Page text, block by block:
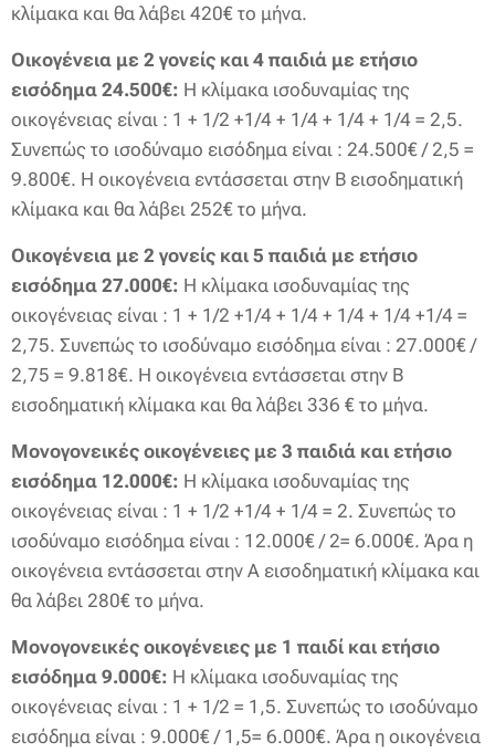
κλίμακα και θα λάβει 420€ το μήνα.
Οικογένεια με 2 γονείς και 4 παιδιά με ετήσιο
εισόδημα 24.500€: Η κλίμακα ισοδυναμίας της
οικογένειας είναι : 1 + 1/2 +1/4 + 1/4 + 1/4 + 1/4 = 2,5.
Συνεπώς το ισοδύναμο εισόδημα είναι : 24.500€ / 2,5 =
9.800€. Η οικογένεια εντάσσεται στην Β εισοδηματική
κλίμακα και θα λάβει 252€ το μήνα.
Οικογένεια με 2 γονείς και 5 παιδιά με ετήσιο
εισόδημα 27.000€: Η κλίμακα ισοδυναμίας της
οικογένειας είναι : 1 + 1/2 +1/4 + 1/4 + 1/4 + 1/4 +1/4 =
2,75. Συνεπώς το ισοδύναμο εισόδημα είναι : 27.000€ /
2,75 = 9.818€. Η οικογένεια εντάσσεται στην Β
εισοδηματική κλίμακα και θα λάβει 336 € το μήνα.
Μονογονεικές οικογένειες με 3 παιδιά και ετήσιο
εισόδημα 12.000€: Η κλίμακα ισοδυναμίας της
οικογένειας είναι : 1 + 1/2 +1/4 + 1/4 = 2. Συνεπώς το
ισοδύναμο εισόδημα είναι : 12.000€ / 2= 6.000€. Άρα η
οικογένεια εντάσσεται στην Α εισοδηματική κλίμακα και
θα λάβει 280€ το μήνα.
Μονογονεικές οικογένειες με 1 παιδί και ετήσιο
εισόδημα 9.000€: Η κλίμακα ισοδυναμίας της
οικογένειας είναι : 1 + 1/2 = 1,5. Συνεπώς το ισοδύναμο
εισόδημα είναι : 9.000€ / 1,5= 6.000€. Άρα η οικογένεια